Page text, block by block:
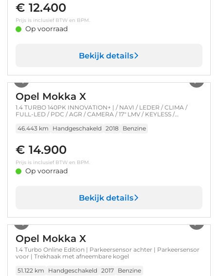
€ 12.400
Prijs is inclusief BTW en BPM.
Op voorraad
Bekijk details
Opel Mokka X
1.4 TURBO 140PK INNOVATION+ | / NAVI / LEDER / CLIMA /
FULL-LED / PDC / AGR / CAMERA / 17" LMV / KEYLESS /
46.443 km
Handgeschakeld 2018 Benzine
€ 14.900
Prijs is inclusief BTW en BPM.
Op voorraad
Bekijk details
Opel Mokka X
1.4 Turbo Online Edition | Parkeersensor achter | Parkeersensor
voor | Trekhaak met afneembare kogel
51.122 km
Handgeschakeld 2017 Benzine